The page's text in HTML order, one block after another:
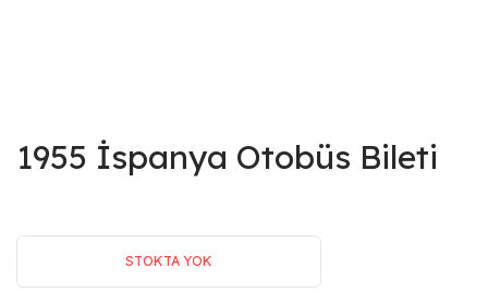
1955 İspanya Otobüs Bileti
STOKTA YOK